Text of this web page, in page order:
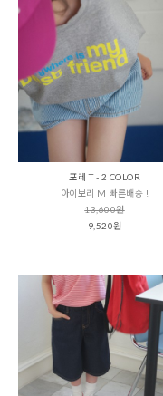
포레 T - 2 COLOR
아이보리 M 빠른배송 !
13,600원
9,520원